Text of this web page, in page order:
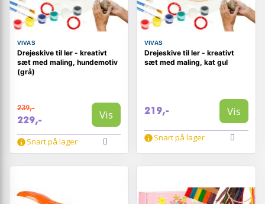
VIVAS
Drejeskive til ler - kreativt
sæt med maling, hundemotiv
(grå)
239,-
229,- Vis
Snart på lager
VIVAS
Drejeskive til ler - kreativt
sæt med maling, kat gul
219,- Vis
Snart på lager